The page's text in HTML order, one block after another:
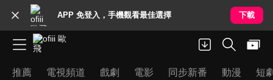
APP 免登入，手機觀看最佳選擇 下載
推薦 電視頻道 戲劇 電影 同步新番 動漫 短